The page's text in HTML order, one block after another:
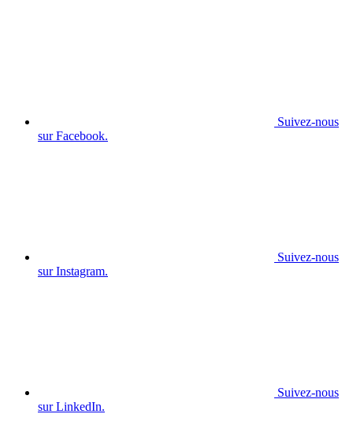
Suivez-nous
sur Facebook.
Suivez-nous
sur Instagram.
Suivez-nous
sur LinkedIn.